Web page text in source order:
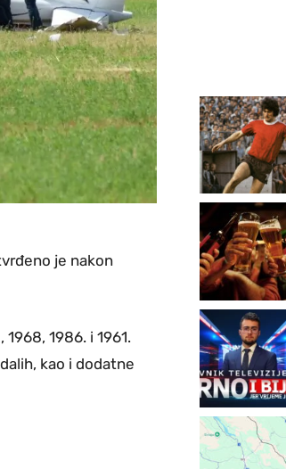
je nakon
1986. i 1961.
kao i dodatne